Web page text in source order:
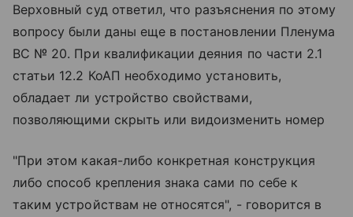
Верховный суд ответил, что разъяснения по этому
вопросу были даны еще в постановлении Пленума
ВС № 20. При квалификации деяния по части 2.1
статьи 12.2 КоАП необходимо установить,
обладает ли устройство свойствами,
позволяющими скрыть или видоизменить номер
"При этом какая-либо конкретная конструкция
либо способ крепления знака сами по себе к
таким устройствам не относятся", - говорится в